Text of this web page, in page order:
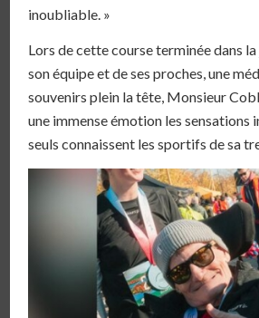
inoubliable. »
Lors de cette course terminée dans
son équipe et de ses proches, une
souvenirs plein la tête, Monsieur
une immense émotion les sensations
seuls connaissent les sportifs de sa